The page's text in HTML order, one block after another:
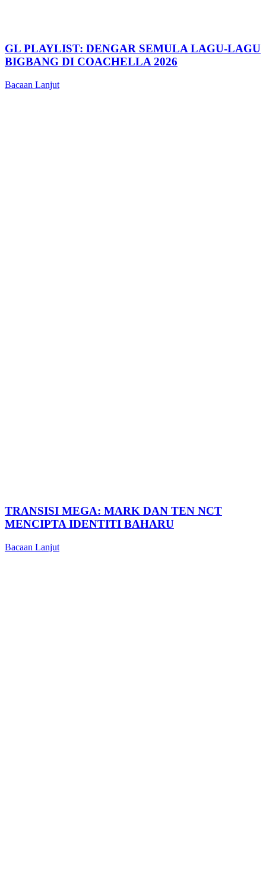
GL PLAYLIST: DENGAR SEMULA LAGU-LAGU
BIGBANG DI COACHELLA 2026
Bacaan Lanjut
TRANSISI MEGA: MARK DAN TEN NCT
MENCIPTA IDENTITI BAHARU
Bacaan Lanjut